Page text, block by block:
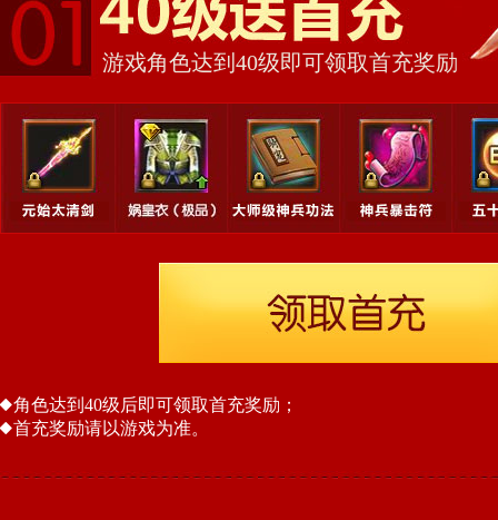
游戏角色达到40级即可领取首充奖励
角色达到40级后即可领取首充奖励；
首充奖励请以游戏为准。